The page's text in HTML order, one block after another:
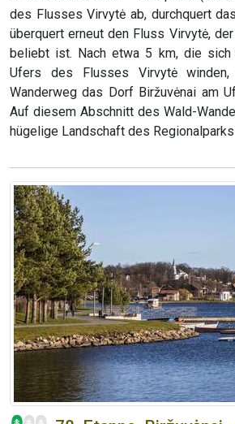
des Flusses Virvytė ab, durchquert
überquert erneut den Fluss Virvytė,
beliebt ist. Nach etwa 5 km, die sich
Ufers des Flusses Virvytė
Wanderweg das Dorf Biržuvėnai am
Auf diesem Abschnitt des Wald-
hügelige Landschaft des